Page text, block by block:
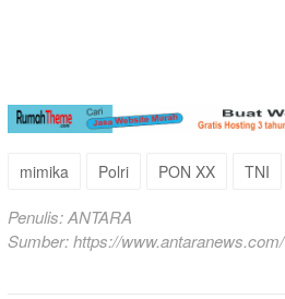
mimika Polri PON XX TNI
Penulis: ANTARA
Sumber:https://www.antaranews.com/